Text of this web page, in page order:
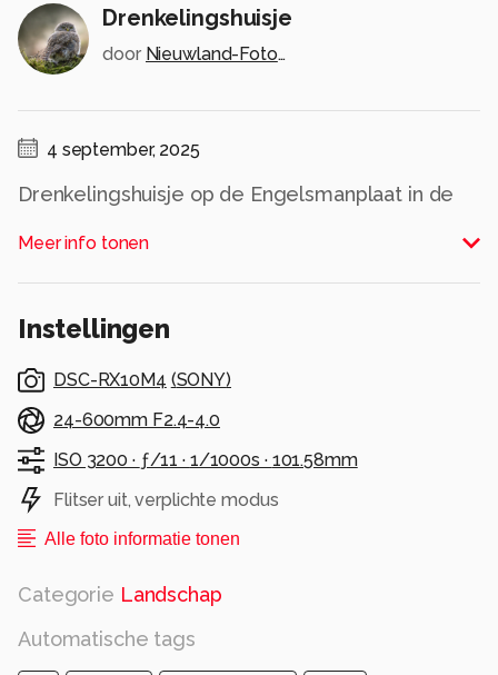
Drenkelingshuisje
door Nieuwland-Fotografie
4 september, 2025
Drenkelingshuisje op de Engelsmanplaat in de
Meer info tonen
Instellingen
DSC-RX10M4 (SONY)
24-600mm F2.4-4.0
ISO 3200 · ƒ/11 · 1/1000s · 101.58mm
Flitser uit, verplichte modus
Alle foto informatie tonen
Categorie Landschap
Automatische tags